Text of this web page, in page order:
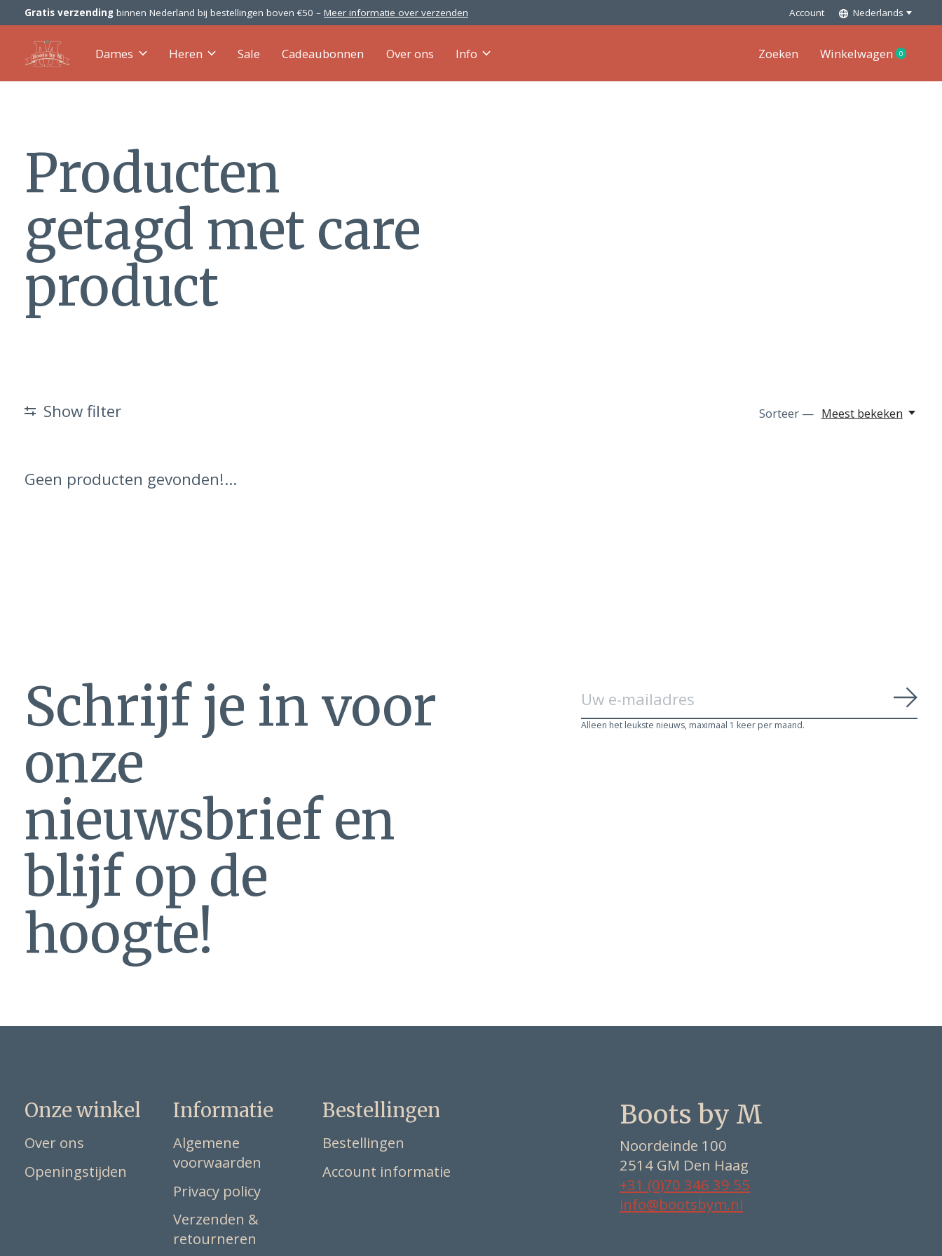
Gratis verzending binnen Nederland bij bestellingen boven €50 – Meer informatie over verzenden Account Nederlands
Dames Heren Sale Cadeaubonnen Over ons Info Zoeken Winkelwagen 0items
Producten
getagd met care
product
Show filter Sorteer — Meest bekeken
Geen producten gevonden!...
Schrijf je in voor
onze
nieuwsbrief en
blijf op de
hoogte!
Alleen het leukste nieuws, maximaal 1 keer per maand.
Onze winkel
Over ons
Openingstijden
Informatie
Algemene
voorwaarden
Privacy policy
Verzenden &
retourneren
Bestellingen
Bestellingen
Account informatie
Boots by M
Noordeinde 100
2514 GM Den Haag
+31 (0)70 346 39 55
info@bootsbym.nl